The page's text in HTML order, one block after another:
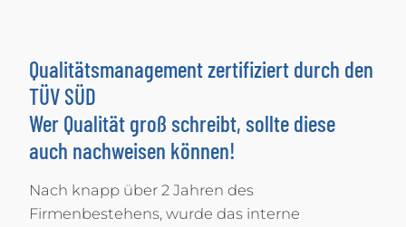
Qualitätsmanagement zertifiziert durch den
TÜV SÜD
Wer Qualität groß schreibt, sollte diese
auch nachweisen können!
Nach knapp über 2 Jahren des
Firmenbestehens, wurde das interne